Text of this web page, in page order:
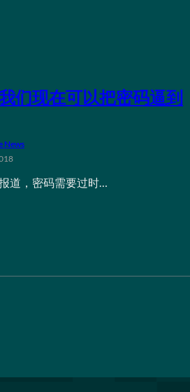
们现在可以把密码逼到
News
道，密码需要过时…